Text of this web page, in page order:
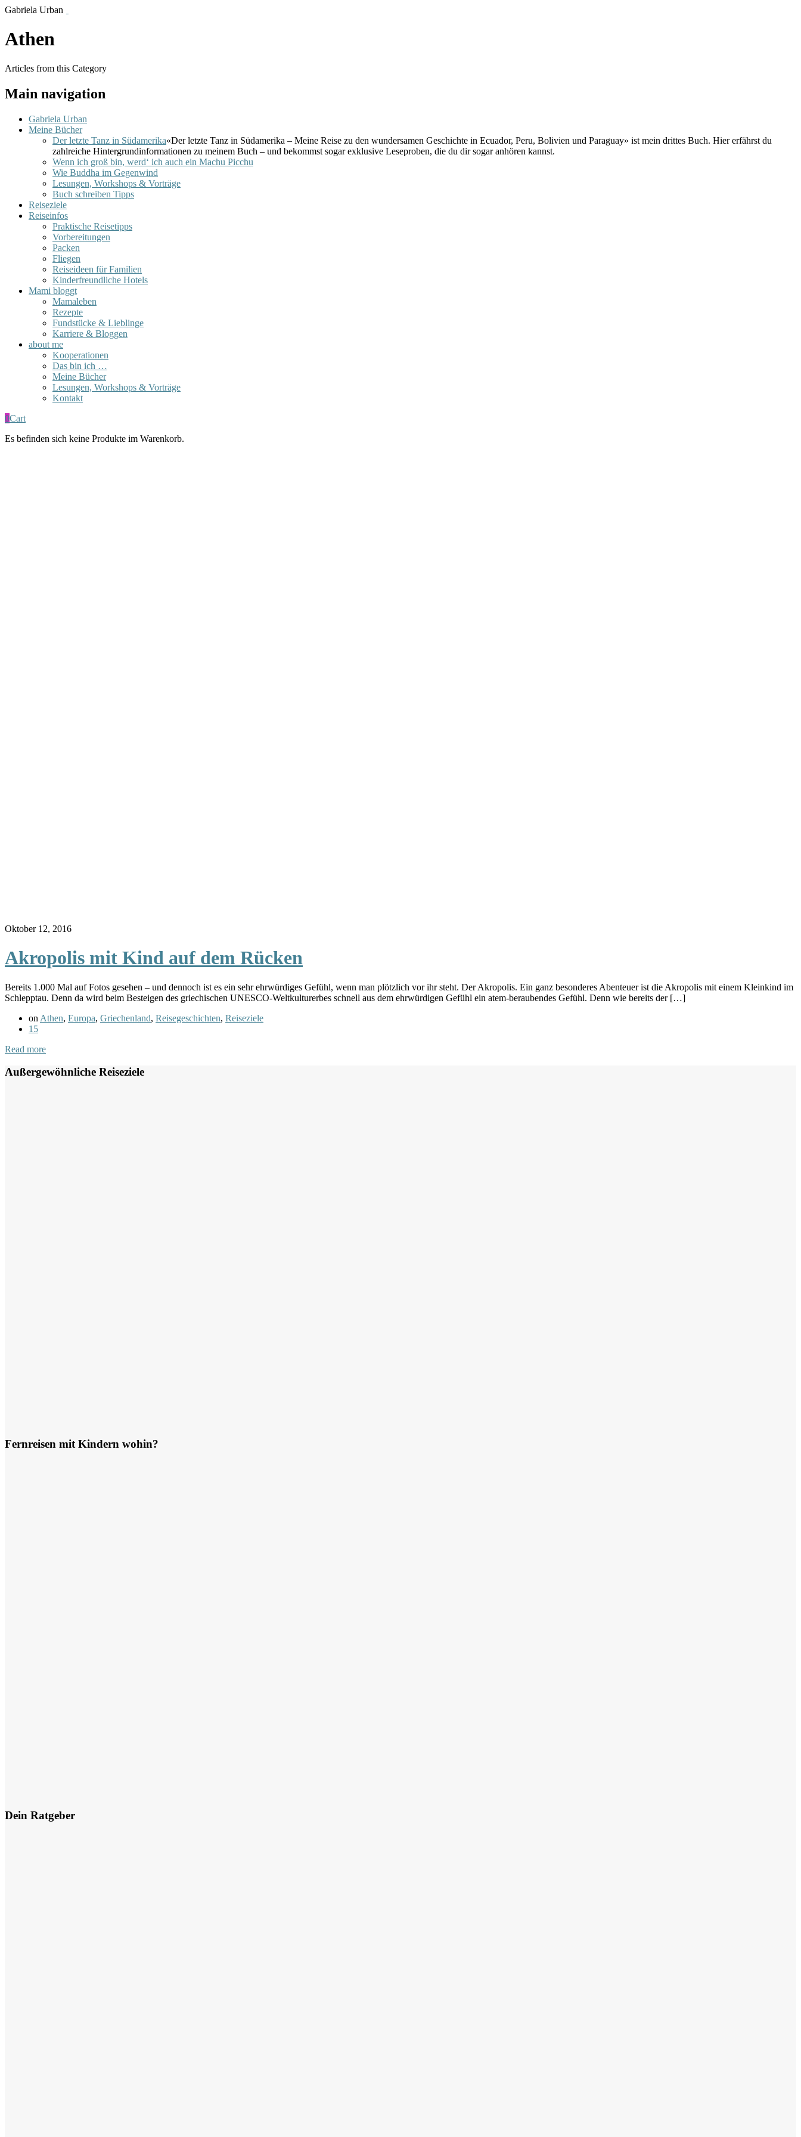
Gabriela Urban
Athen
Articles from this Category
Main navigation
Gabriela Urban
Meine Bücher
Der letzte Tanz in Südamerika«Der letzte Tanz in Südamerika – Meine Reise zu den wundersamen Geschichte in Ecuador, Peru, Bolivien und Paraguay» ist mein drittes Buch. Hier erfährst du
zahlreiche Hintergrundinformationen zu meinem Buch – und bekommst sogar exklusive Leseproben, die du dir sogar anhören kannst.
Wenn ich groß bin, werd‘ ich auch ein Machu Picchu
Wie Buddha im Gegenwind
Lesungen, Workshops & Vorträge
Buch schreiben Tipps
Reiseziele
Reiseinfos
Praktische Reisetipps
Vorbereitungen
Packen
Fliegen
Reiseideen für Familien
Kinderfreundliche Hotels
Mami bloggt
Mamaleben
Rezepte
Fundstücke & Lieblinge
Karriere & Bloggen
about me
Kooperationen
Das bin ich …
Meine Bücher
Lesungen, Workshops & Vorträge
Kontakt
0Cart
Es befinden sich keine Produkte im Warenkorb.
Oktober 12, 2016
Akropolis mit Kind auf dem Rücken
Bereits 1.000 Mal auf Fotos gesehen – und dennoch ist es ein sehr ehrwürdiges Gefühl, wenn man plötzlich vor ihr steht. Der Akropolis. Ein ganz besonderes Abenteuer ist die Akropolis mit einem Kleinkind im
Schlepptau. Denn da wird beim Besteigen des griechischen UNESCO-Weltkulturerbes schnell aus dem ehrwürdigen Gefühl ein atem-beraubendes Gefühl. Denn wie bereits der […]
on Athen, Europa, Griechenland, Reisegeschichten, Reiseziele
15
Read more
Außergewöhnliche Reiseziele
Fernreisen mit Kindern wohin?
Dein Ratgeber